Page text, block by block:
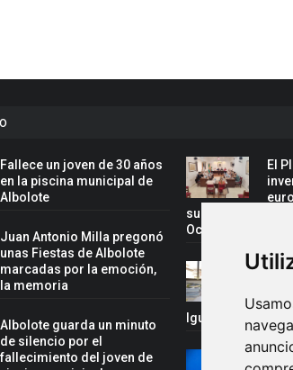
Fallece un joven de 30 años
en la piscina municipal de
Albolote
Juan Antonio Milla pregonó
unas Fiestas de Albolote
marcadas por la emoción,
memoria
Albolote guarda un minuto
de silencio por el
fallecimiento del joven de
El
superávit y la
Ocupacional
Igualdad de la